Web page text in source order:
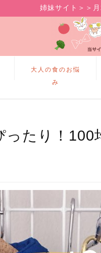
姉妹サイト＞＞
大人の食のお悩
み
ったり！100